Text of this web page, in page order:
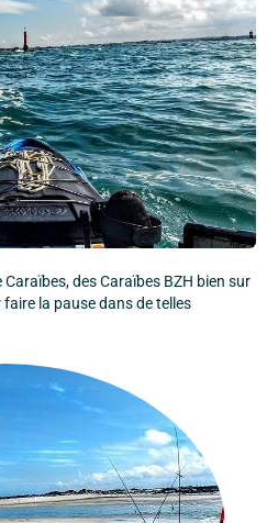
des Caraïbes BZH bien sur
la pause dans de telles